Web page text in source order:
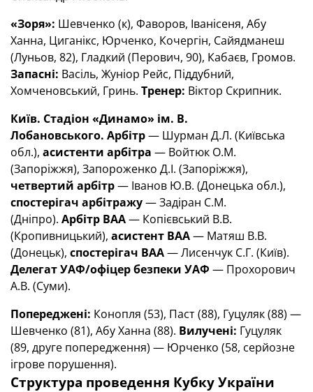
«Зоря»: Шевченко (к), Фаворов, Іванісеня, Абу
Ханна, Циганікс, Юрченко, Кочергін, Сайядманеш
(Луньов, 82), Гладкий (Перович, 90), Кабаєв, Громов.
Запасні: Васіль, Жуніор Рейс, Піддубний,
Хомченовський, Гринь. Тренер: Віктор Скрипник.
Київ. Стадіон «Динамо» ім. В.
Лобановського. Арбітр— Шурман Д.Л. (Київська
обл.), асистенти арбітра — Войтюк О.М.
(Запоріжжя), Запороженко Д.І. (Запоріжжя),
четвертий арбітр— Іванов Ю.В. (Донецька обл.),
спостерігач арбітражу— Задіран С.М.
(Дніпро). Арбітр ВАА— Копієвський В.В.
(Кропивницький), асистент ВАА— Матяш В.В.
(Донецьк), спостерігач ВАА— Лисенчук С.Г. (Київ).
Делегат УАФ/офіцер безпеки УАФ — Прохорович
А.В. (Суми).
Попереджені: Конопля (53), Паст (88), Гуцуляк (88) —
Шевченко (81), Абу Ханна (88). Вилучені: Гуцуляк
(89, друге попередження) — Юрченко (58, серйозне
ігрове порушення).
Структура проведення Кубку України